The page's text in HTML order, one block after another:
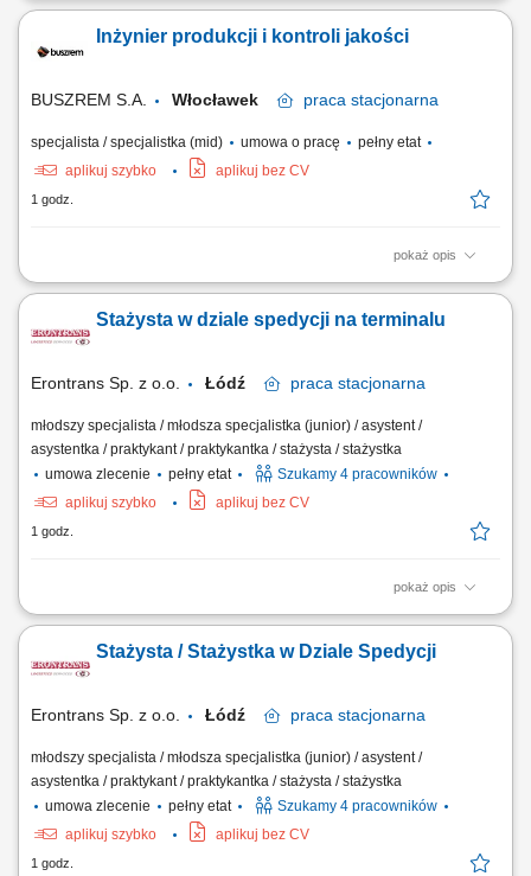
rzeczowo-finansowych dla projektów modernizacyjnych i naprawczych;
Weryfikacja kosztorysów ofertowych, inwestorskich oraz dokumentacji
Inżynier produkcji i kontroli jakości
BUSZREM S.A. Włocławek praca stacjonarna
specjalista / specjalistka (mid) umowa o pracę
pełny etat
aplikuj szybko
aplikuj bez CV
1 godz.
pokaż opis
Kandydat będzie odpowiedzialny za powierzone zadania:
Kontrola poprawności wykonania elementów prefabrykowanych,
Kontrola prac montażowych, Prowadzenie inspekcji budowy,
Stażysta w dziale spedycji na terminalu
Erontrans Sp. z o.o. Łódź praca stacjonarna
młodszy specjalista / młodsza specjalistka (junior) / asystent /
asystentka / praktykant / praktykantka / stażysta / stażystka
umowa zlecenie
pełny etat
Szukamy 4 pracowników
aplikuj szybko
aplikuj bez CV
1 godz.
pokaż opis
DOŁĄCZ DO AKADEMII SPEDYTORA (Łódź) Szukasz miejsca, gdzie
uczyć się zawodu pod okiem ekspertów i mieć zagwarantowaną
współpracę na lata? Poszukujemy 4 ambitnych Stażystów, którzy chcą
Stażysta / Stażystka w Dziale Spedycji
Erontrans Sp. z o.o. Łódź praca stacjonarna
młodszy specjalista / młodsza specjalistka (junior) / asystent /
asystentka / praktykant / praktykantka / stażysta / stażystka
umowa zlecenie
pełny etat
Szukamy 4 pracowników
aplikuj szybko
aplikuj bez CV
1 godz.